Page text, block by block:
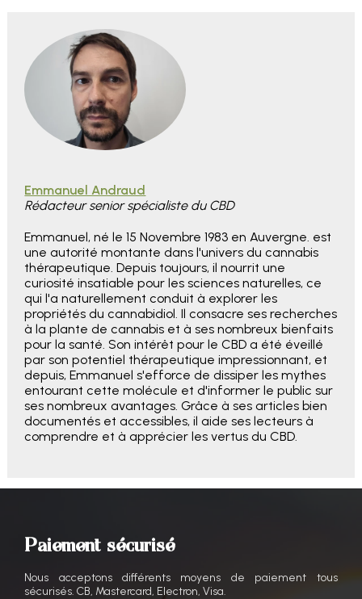
Emmanuel Andraud
Rédacteur senior spécialiste du CBD
Emmanuel, né le 15 Novembre 1983 en Auvergne. est
une autorité montante dans l'univers du cannabis
thérapeutique. Depuis toujours, il nourrit une
curiosité insatiable pour les sciences naturelles, ce
qui l'a naturellement conduit à explorer les
propriétés du cannabidiol. Il consacre ses recherches
à la plante de cannabis et à ses nombreux bienfaits
pour la santé. Son intérêt pour le CBD a été éveillé
par son potentiel thérapeutique impressionnant, et
depuis, Emmanuel s'efforce de dissiper les mythes
entourant cette molécule et d'informer le public sur
ses nombreux avantages. Grâce à ses articles bien
documentés et accessibles, il aide ses lecteurs à
comprendre et à apprécier les vertus du CBD.
Paiement sécurisé
Nous acceptons différents moyens de paiement tous
sécurisés. CB, Mastercard, Electron, Visa.